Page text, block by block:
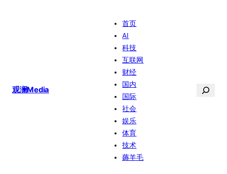
观澜Media
首页
AI
科技
互联网
财经
国内
国际
社会
娱乐
体育
技术
薅羊毛
搜